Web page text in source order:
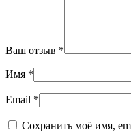
Ваш отзыв *
Имя *
Email *
Сохранить моё имя,